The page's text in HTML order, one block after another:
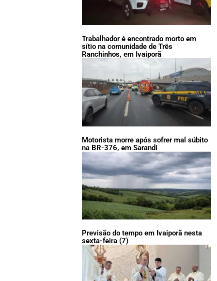
Trabalhador é encontrado morto em
sítio na comunidade de Três
Ranchinhos, em Ivaiporã
Motorista morre após sofrer mal súbito
na BR-376, em Sarandi
Previsão do tempo em Ivaiporã nesta
sexta-feira (7)